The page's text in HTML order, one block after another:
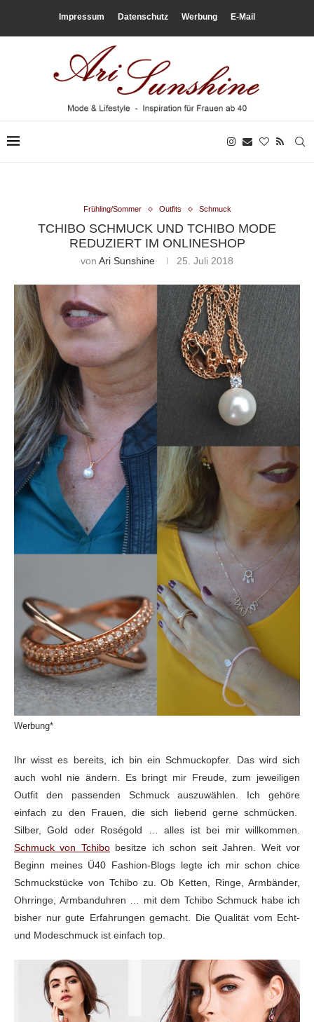
Impressum Datenschutz Werbung E-Mail
Frühling/Sommer Outfits Schmuck
TCHIBO SCHMUCK UND TCHIBO MODE
REDUZIERT IM ONLINESHOP
von Ari Sunshine 25. Juli 2018
Werbung*
Ihr wisst es bereits, ich bin ein Schmuckopfer. Das wird sich
auch wohl nie ändern. Es bringt mir Freude, zum jeweiligen
Outfit den passenden Schmuck auszuwählen. Ich gehöre
einfach zu den Frauen, die sich liebend gerne schmücken.
Silber, Gold oder Roségold … alles ist bei mir willkommen.
Schmuck von Tchibobesitze ich schon seit Jahren. Weit vor
Beginn meines Ü40 Fashion-Blogs legte ich mir schon chice
Schmuckstücke von Tchibo zu. Ob Ketten, Ringe, Armbänder,
Ohrringe, Armbanduhren … mit dem Tchibo Schmuck habe ich
bisher nur gute Erfahrungen gemacht. Die Qualität vom Echt-
und Modeschmuck ist einfach top.